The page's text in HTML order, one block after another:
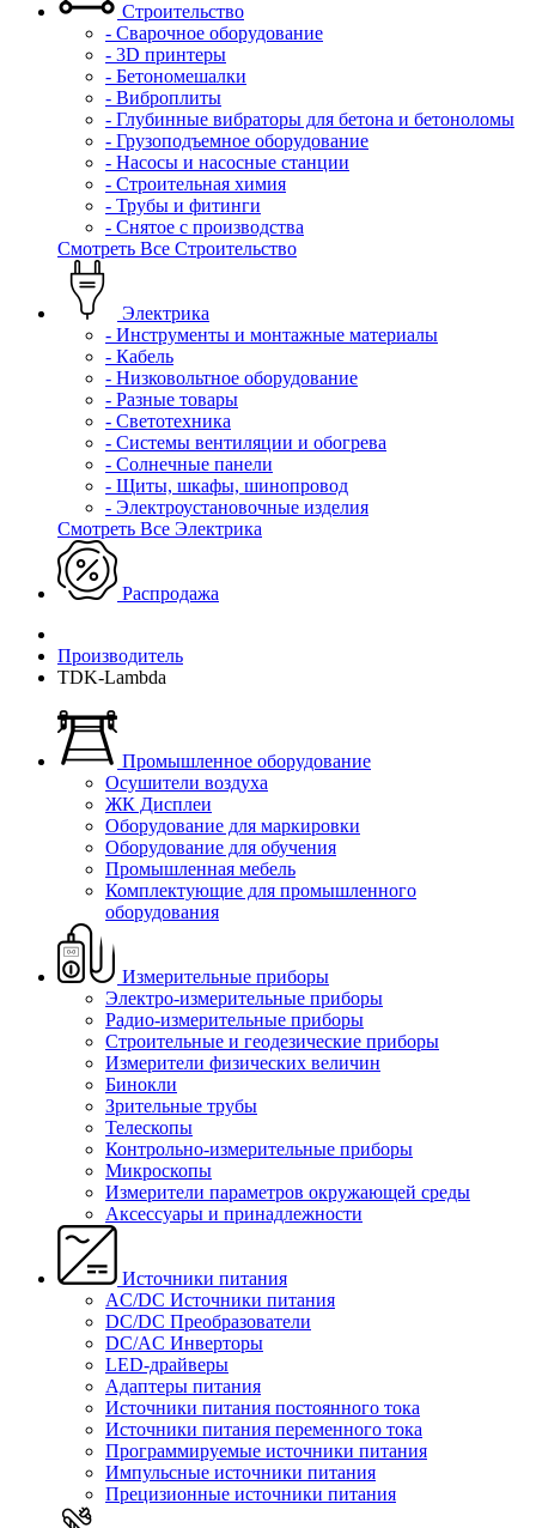
Строительство
- Сварочное оборудование
- 3D принтеры
- Бетономешалки
- Виброплиты
- Глубинные вибраторы для бетона и бетоноломы
- Грузоподъемное оборудование
- Насосы и насосные станции
- Строительная химия
- Трубы и фитинги
- Снятое с производства
Смотреть Все Строительство
Электрика
- Инструменты и монтажные материалы
- Кабель
- Низковольтное оборудование
- Разные товары
- Светотехника
- Системы вентиляции и обогрева
- Солнечные панели
- Щиты, шкафы, шинопровод
- Электроустановочные изделия
Смотреть Все Электрика
Распродажа
Производитель
TDK-Lambda
Промышленное оборудование
Осушители воздуха
ЖК Дисплеи
Оборудование для маркировки
Оборудование для обучения
Промышленная мебель
Комплектующие для промышленного
оборудования
Измерительные приборы
Электро-измерительные приборы
Радио-измерительные приборы
Строительные и геодезические приборы
Измерители физических величин
Бинокли
Зрительные трубы
Телескопы
Контрольно-измерительные приборы
Микроскопы
Измерители параметров окружающей среды
Аксессуары и принадлежности
Источники питания
AC/DC Источники питания
DC/DC Преобразователи
DC/AC Инверторы
LED-драйверы
Адаптеры питания
Источники питания постоянного тока
Источники питания переменного тока
Программируемые источники питания
Импульсные источники питания
Прецизионные источники питания